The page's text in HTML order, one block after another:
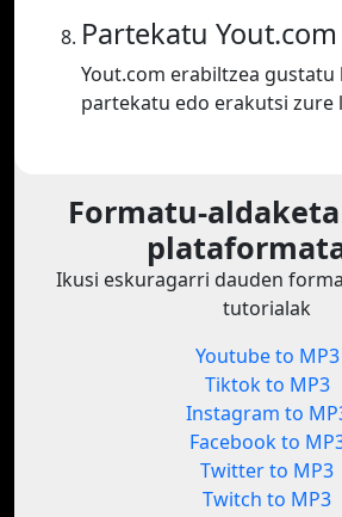
Partekatu Yout.com
Yout.com erabiltzea gustatu
partekatu edo erakutsi zure
Formatu-
Ikusi eskuragarri dauden
tutorialak
Youtube to MP3
Tiktok to MP3
Instagram to
Facebook to
Twitter to MP3
Twitch to MP3